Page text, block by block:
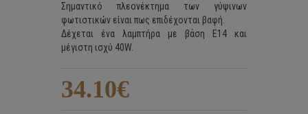
Σημαντικό πλεονέκτημα των γύψινων
φωτιστικών είναι πως επιδέχονται βαφή.
Δέχεται ένα λαμπτήρα με βάση E14 και
μέγιστη ισχύ 40W.
34.10€